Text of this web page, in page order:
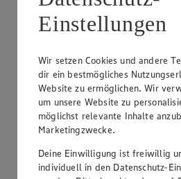
Maultaschensalat
25 min.
Einstellungen
Wir setzen Cookies und andere
dir ein bestmögliches
Website zu ermöglichen. Wir
um unsere Website zu
möglichst relevante Inhalte
Marketingzwecke.
Deine Einwilligung ist freiwillig
individuell in den Datenschutz-